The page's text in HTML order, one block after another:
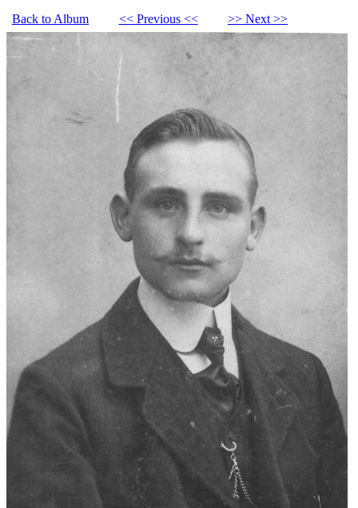
Back to Album << Previous << >> Next >>